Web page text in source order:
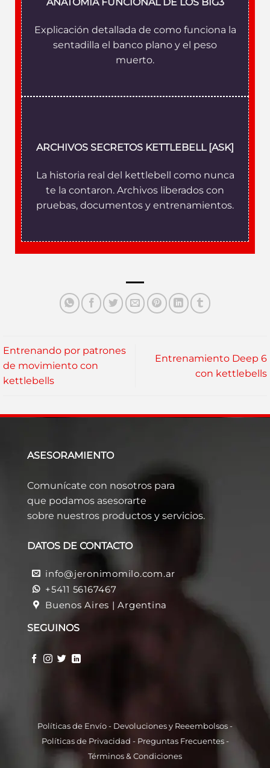
Explicación detallada de como funciona la
sentadilla el banco plano y el peso
muerto.
ARCHIVOS SECRETOS KETTLEBELL [ASK]
La historia real del kettlebell como nunca
te la contaron. Archivos liberados con
pruebas, documentos y entrenamientos.
Entrenando por patrones
de movimiento con
kettlebells
Entrenamiento Deep 6
con kettlebells
ASESORAMIENTO
Comunícate con nosotros para
que podamos asesorarte
sobre nuestros productos y servicios.
DATOS DE CONTACTO
info@jeronimomilo.com.ar
+5411 56167467
Buenos Aires | Argentina
SEGUINOS
Políticas de Envío - Devoluciones y Reeembolsos -
Políticas de Privacidad - Preguntas Frecuentes-
Términos & Condiciones